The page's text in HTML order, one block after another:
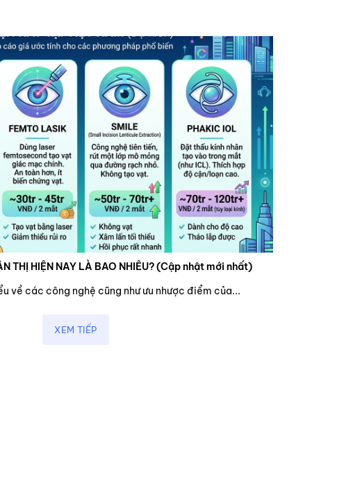
THỊ HIỆN NAY LÀ BAO NHIÊU? (Cập nhật mới nhất)
về các công nghệ cũng như ưu nhược điểm của...
XEM TIẾP